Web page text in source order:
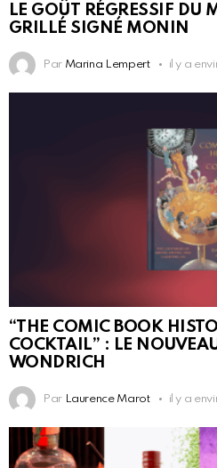
LE GOÛT RÉGRESSIF DU
GRILLÉ SIGNÉ MONIN
Par Marina Lempert il y a
“THE COMIC BOOK
COCKTAIL” : LE
WONDRICH
Par Laurence Marot il y a